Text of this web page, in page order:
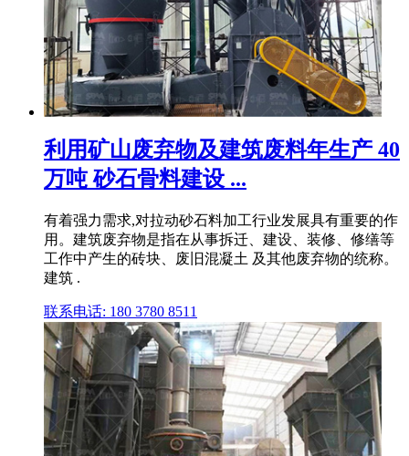
利用矿山废弃物及建筑废料年生产 40
万吨 砂石骨料建设 ...
有着强力需求,对拉动砂石料加工行业发展具有重要的作
用。建筑废弃物是指在从事拆迁、建设、装修、修缮等
工作中产生的砖块、废旧混凝土 及其他废弃物的统称。
建筑 .
联系电话: 180 3780 8511